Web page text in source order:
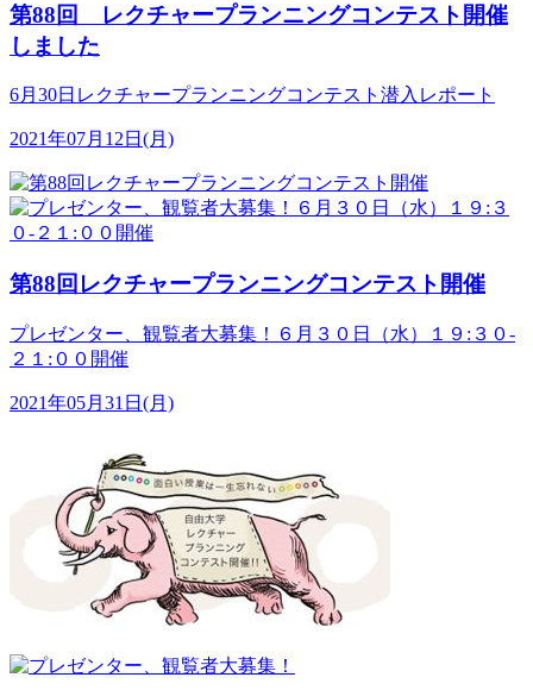
第88回 レクチャープランニングコンテスト開催
しました
6月30日レクチャープランニングコンテスト潜入レポート
2021年07月12日(月)
第88回レクチャープランニングコンテスト開催
プレゼンター、観覧者大募集！６月３０日（水）１９:３０-
２１:００開催
2021年05月31日(月)